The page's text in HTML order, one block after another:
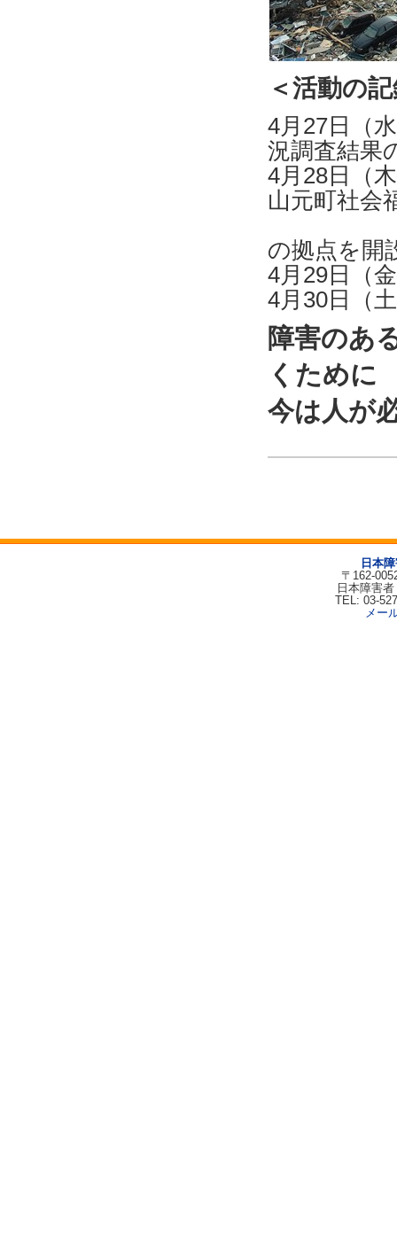
＜活動の
4月27日（
況調査結果
4月28日（
山元町社会
の拠点を開
4月29日（
4月30日（
障害のあ
くために
今は人が
日本
〒162-
日本障害
TEL: 03-
メー